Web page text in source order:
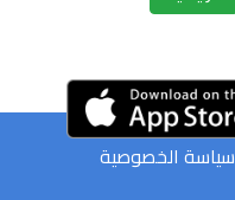
سياسة الخصوصية